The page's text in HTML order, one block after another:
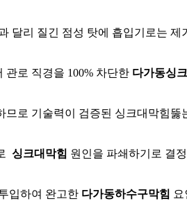
달리 질긴 점성 탓에 흡입기로는 제
로 직경을 100% 차단한 다가동싱크
므로 기술력이 검증된 싱크대막힘뚫
싱크대막힘 원인을 파쇄하기로 결
입하여 완고한 다가동하수구막힘 요